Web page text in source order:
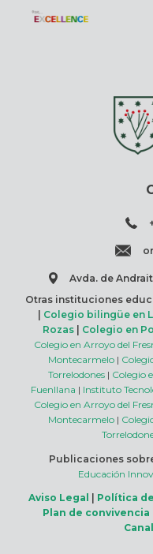
Avda. de
Otras instituciones
| Colegio bilingüe en
Rozas | Colegio en
Colegio en Arroyo del
Montecarmelo|
Torrelodones| Colegio
Fuenllana | Instituto
Colegio en Arroyo del
Montecarmelo|
Publicaciones
Educación
Aviso Legal | Política
Plan de convivencia